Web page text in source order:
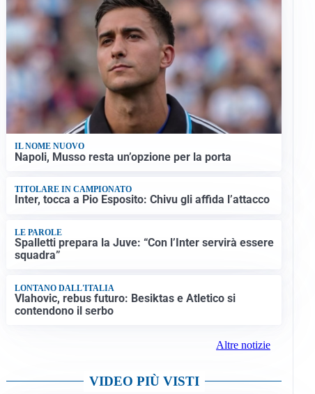
IL NOME NUOVO
Napoli, Musso resta un’opzione per la porta
TITOLARE IN CAMPIONATO
Inter, tocca a Pio Esposito: Chivu gli affida l’attacco
LE PAROLE
Spalletti prepara la Juve: “Con l’Inter servirà essere
squadra”
LONTANO DALL'ITALIA
Vlahovic, rebus futuro: Besiktas e Atletico si
contendono il serbo
Altre notizie
VIDEO PIÙ VISTI